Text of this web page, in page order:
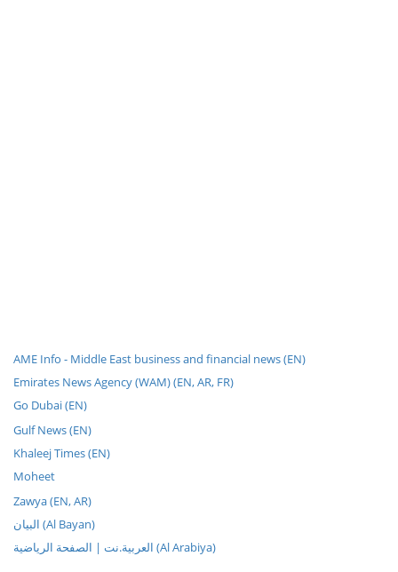
AME Info - Middle East business and financial news (EN)
Emirates News Agency (WAM) (EN, AR, FR)
Go Dubai (EN)
Gulf News (EN)
Khaleej Times (EN)
Moheet
Zawya (EN, AR)
البيان (Al Bayan)
العربية.نت | الصفحة الرياضية (Al Arabiya)